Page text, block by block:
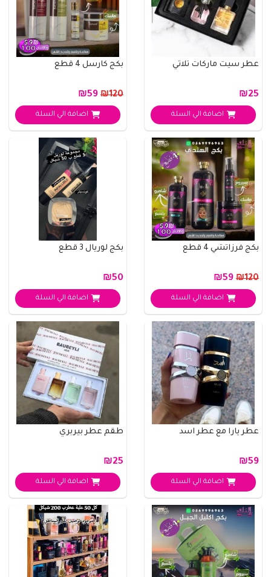
عطر سيت ماركات ثلاثي
₪25
اضافة الي السلة
بكج كارسل 4 قطع
₪120
اضافة الي السلة
بكج فرزاتشي 4 قطع
₪120
اضافة الي السلة
بكج لوريال 3 قطع
₪50
اضافة الي السلة
عطر يارا مع عطر اسد
₪59
اضافة الي السلة
طقم عطر بيربري
₪25
اضافة الي السلة